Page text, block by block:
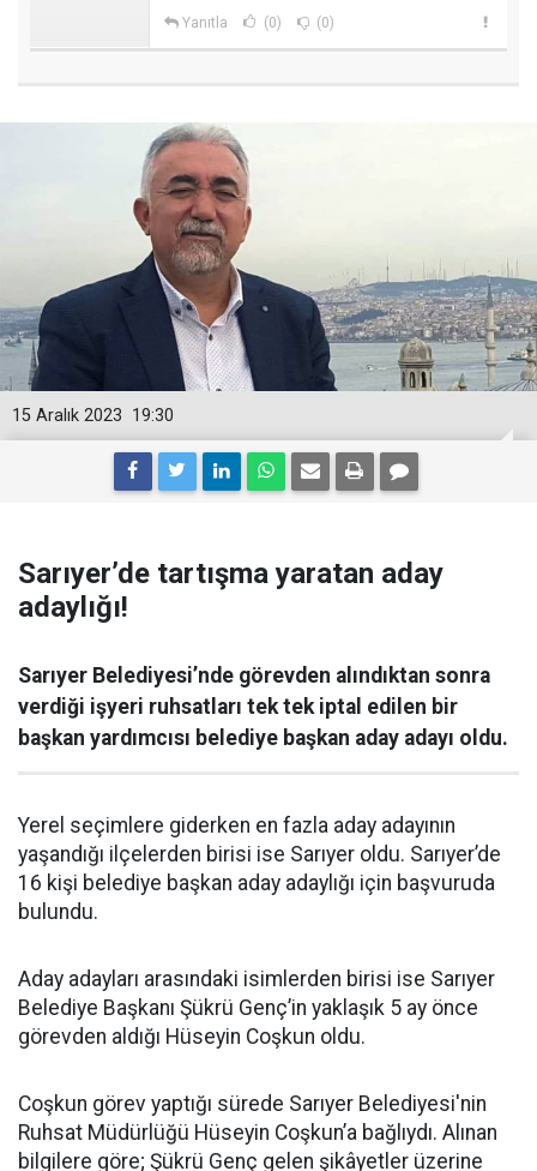
Yanıtla (0) (0)
19:30
15 Aralık 2023
Sarıyer’de tartışma yaratan aday
adaylığı!
Sarıyer Belediyesi’nde görevden alındıktan sonra
verdiği işyeri ruhsatları tek tek iptal edilen bir
başkan yardımcısı belediye başkan aday adayı oldu.
Yerel seçimlere giderken en fazla aday adayının
yaşandığı ilçelerden birisi ise Sarıyer oldu. Sarıyer’de
16 kişi belediye başkan aday adaylığı için başvuruda
bulundu.
Aday adayları arasındaki isimlerden birisi ise Sarıyer
Belediye Başkanı Şükrü Genç’in yaklaşık 5 ay önce
görevden aldığı Hüseyin Coşkun oldu.
Coşkun görev yaptığı sürede Sarıyer Belediyesi'nin
Ruhsat Müdürlüğü Hüseyin Coşkun’a bağlıydı. Alınan
bilgilere göre; Şükrü Genç gelen şikâyetler üzerine